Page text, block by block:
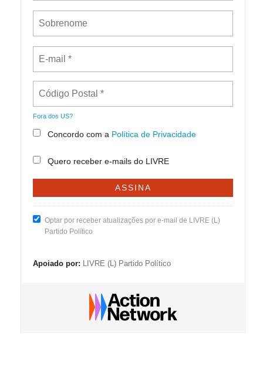
Fora dos US?
Concordo com a Política de Privacidade
Quero receber e-mails do LIVRE
Optar por receber atualizações por e-mail de LIVRE (L)
Partido Político
Apoiado por: LIVRE (L) Partido Político